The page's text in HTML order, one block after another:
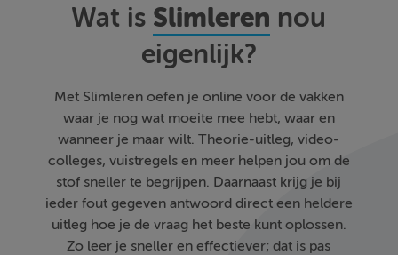
Wat is Slimleren nou
eigenlijk?
Met Slimleren oefen je online voor de vakken
waar je nog wat moeite mee hebt, waar en
wanneer je maar wilt. Theorie-uitleg, video-
colleges, vuistregels en meer helpen jou om de
stof sneller te begrijpen. Daarnaast krijg je bij
ieder fout gegeven antwoord direct een heldere
uitleg hoe je de vraag het beste kunt oplossen.
Zo leer je sneller en effectiever; dat is pas